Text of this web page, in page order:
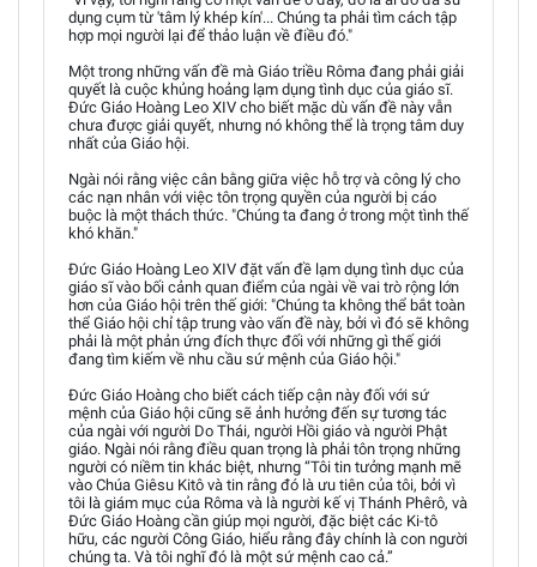
dụng cụm từ 'tâm lý khép kín'... Chúng ta phải tìm cách tập
hợp mọi người lại để thảo luận về điều đó."
Một trong những vấn đề mà Giáo triều Rôma đang phải giải
quyết là cuộc khủng hoảng lạm dụng tình dục của giáo sĩ.
Đức Giáo Hoàng Leo XIV cho biết mặc dù vấn đề này vẫn
chưa được giải quyết, nhưng nó không thể là trọng tâm duy
nhất của Giáo hội.
Ngài nói rằng việc cân bằng giữa việc hỗ trợ và công lý cho
các nạn nhân với việc tôn trọng quyền của người bị cáo
buộc là một thách thức. "Chúng ta đang ở trong một tình thế
khó khăn."
Đức Giáo Hoàng Leo XIV đặt vấn đề lạm dụng tình dục của
giáo sĩ vào bối cảnh quan điểm của ngài về vai trò rộng lớn
hơn của Giáo hội trên thế giới: "Chúng ta không thể bắt toàn
thể Giáo hội chỉ tập trung vào vấn đề này, bởi vì đó sẽ không
phải là một phản ứng đích thực đối với những gì thế giới
đang tìm kiếm về nhu cầu sứ mệnh của Giáo hội."
Đức Giáo Hoàng cho biết cách tiếp cận này đối với sứ
mệnh của Giáo hội cũng sẽ ảnh hưởng đến sự tương tác
của ngài với người Do Thái, người Hồi giáo và người Phật
giáo. Ngài nói rằng điều quan trọng là phải tôn trọng những
người có niềm tin khác biệt, nhưng “Tôi tin tưởng mạnh mẽ
vào Chúa Giêsu Kitô và tin rằng đó là ưu tiên của tôi, bởi vì
tôi là giám mục của Rôma và là người kế vị Thánh Phêrô, và
Đức Giáo Hoàng cần giúp mọi người, đặc biệt các Ki-tô
hữu, các người Công Giáo, hiểu rằng đây chính là con người
chúng ta. Và tôi nghĩ đó là một sứ mệnh cao cả.”